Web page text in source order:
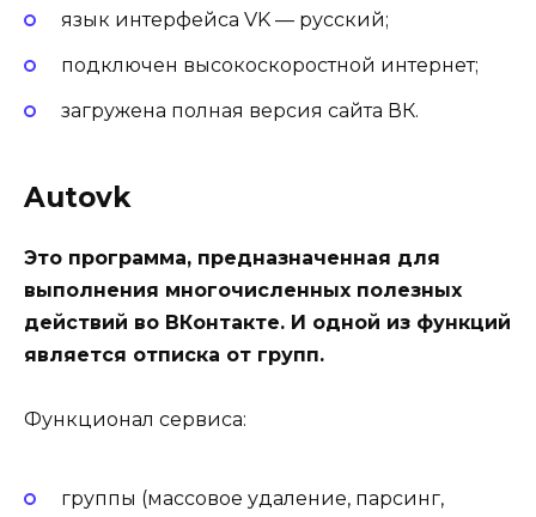
язык интерфейса VK — русский;
подключен высокоскоростной интернет;
загружена полная версия сайта ВК.
Autovk
Это программа, предназначенная для
выполнения многочисленных полезных
действий во ВКонтакте. И одной из функций
является отписка от групп.
Функционал сервиса:
группы (массовое удаление, парсинг,